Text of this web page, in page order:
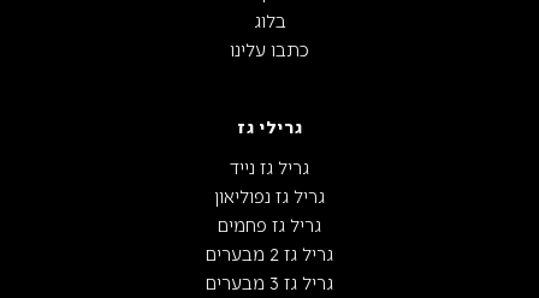
בלוג
כתבו עלינו
גרילי גז
גריל גז נייד
גריל גז נפוליאון
גריל גז פחמים
גריל גז 2 מבערים
גריל גז 3 מבערים